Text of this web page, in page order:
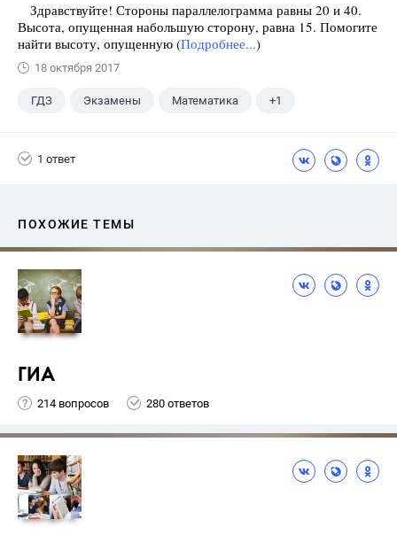
Здравствуйте! Стороны параллелограмма равны 20 и 40.
Высота, опущенная набольшую сторону, равна 15. Помогите
найти высоту, опущенную (Подробнее...)
18 октября 2017
ГДЗ Экзамены Математика +1
1 ответ
ПОХОЖИЕ ТЕМЫ
ГИА
214 вопросов 280 ответов